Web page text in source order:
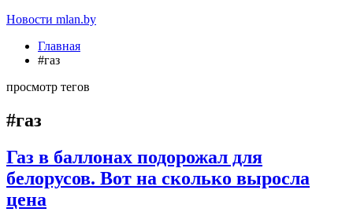
Новости mlan.by
Главная
#газ
просмотр тегов
#газ
Газ в баллонах подорожал для
белорусов. Вот на сколько выросла
цена